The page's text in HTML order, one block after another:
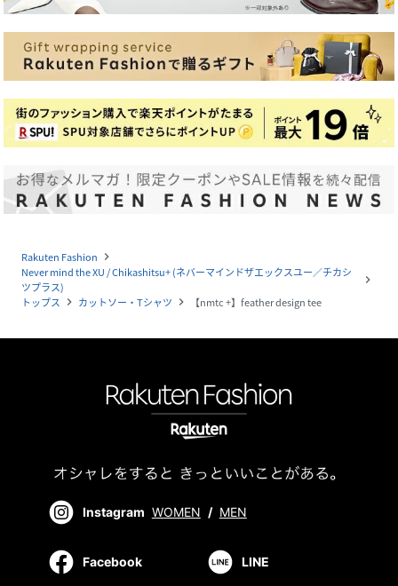
Rakuten Fashion navigate_next
Never mind the XU / Chikashitsu+ (ネバーマインドザエックスユー／チカシ
ツプラス)
navigate_next
トップス navigate_next カットソー・Tシャツ navigate_next 【nmtc +】feather design tee
Instagram WOMEN / MEN
Facebook LINE